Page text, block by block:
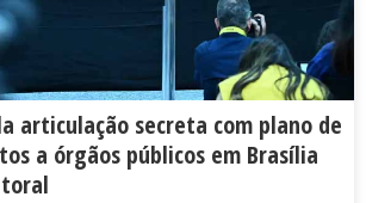
articulação secreta com plano de
a órgãos públicos em Brasília